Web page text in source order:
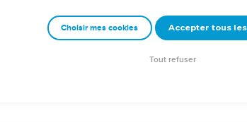
d’agir.
quelques-uns de ceux qui sont ici ne
Choisir mes cookies Accepter tous
Tout refuser